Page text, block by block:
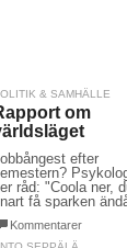
& SAMHÄLLE
om
efter
råd: "Coola ner,
få sparken
Kommentarer